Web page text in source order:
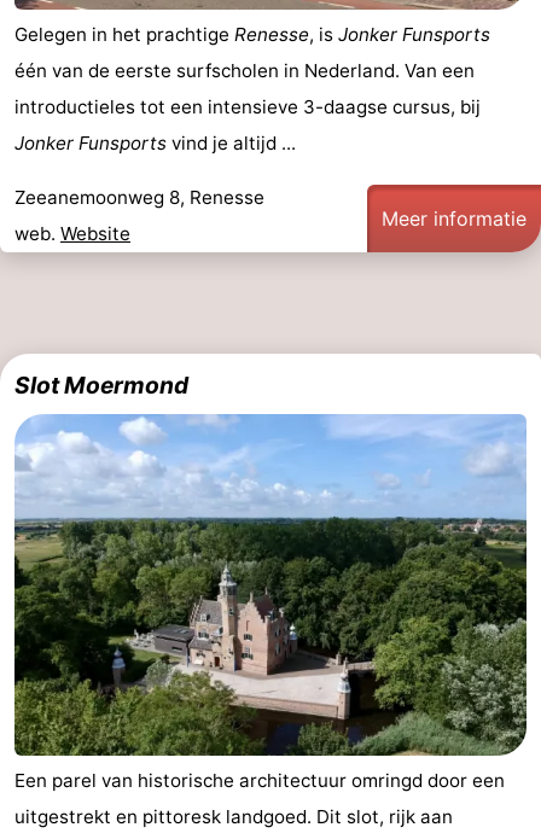
Gelegen in het prachtige Renesse, is Jonker Funsports
één van de eerste surfscholen in Nederland. Van een
introductieles tot een intensieve 3-daagse cursus, bij
Jonker Funsports vind je altijd ...
Zeeanemoonweg 8, Renesse
web. Website
Meer informatie
Slot Moermond
Een parel van historische architectuur omringd door een
uitgestrekt en pittoresk landgoed. Dit slot, rijk aan